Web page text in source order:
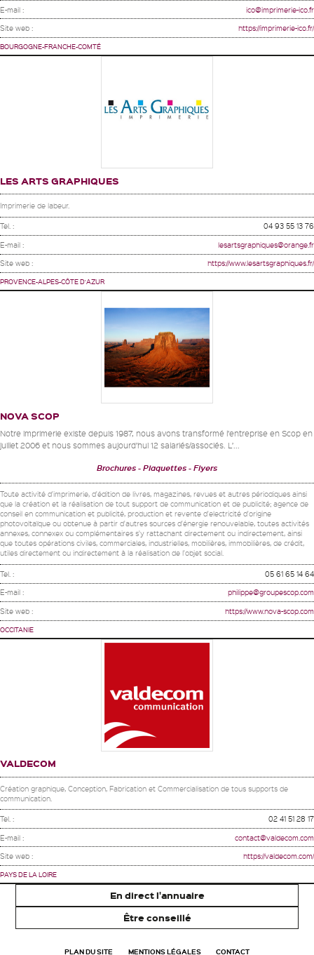
E-mail : ico@imprimerie-ico.fr
Site web : https://imprimerie-ico.fr/
BOURGOGNE-FRANCHE-COMTÉ
LES ARTS GRAPHIQUES
Imprimerie de labeur.
Tel. : 04 93 55 13 76
E-mail : lesartsgraphiques@orange.fr
Site web : https://www.lesartsgraphiques.fr/
PROVENCE-ALPES-CÔTE D'AZUR
NOVA SCOP
Notre imprimerie existe depuis 1987, nous avons transformé l’entreprise en Scop en
juillet 2006 et nous sommes aujourd’hui 12 salariés/associés. L’...
Brochures Plaquettes Flyers
Toute activité d'imprimerie, d'édition de livres, magazines, revues et autres périodiques ainsi
que la création et la réalisation de tout support de communication et de publicité; agence de
conseil en communication et publicité, production et revente d'electricité d'origine
photovoltaïque ou obtenue à partir d'autres sources d'énergie renouvelable, toutes activités
annexes, connexex ou complémentaires s'y rattachant directement ou indirectement, ainsi
que toutes opérations civiles, commerciales, industrielles, mobilières, immobilières, de crédit,
utiles directement ou indirectement à la réalisation de l'objet social.
Tel. : 05 61 65 14 64
E-mail : philippe@groupescop.com
Site web : https://www.nova-scop.com
OCCITANIE
VALDECOM
Création graphique, Conception, Fabrication et Commercialisation de tous supports de
communication.
Tel. : 02 41 51 28 17
E-mail : contact@valdecom.com
Site web : https://valdecom.com/
PAYS DE LA LOIRE
En direct l'annuaire
Être conseillé
PLAN DU SITE MENTIONS LÉGALES CONTACT